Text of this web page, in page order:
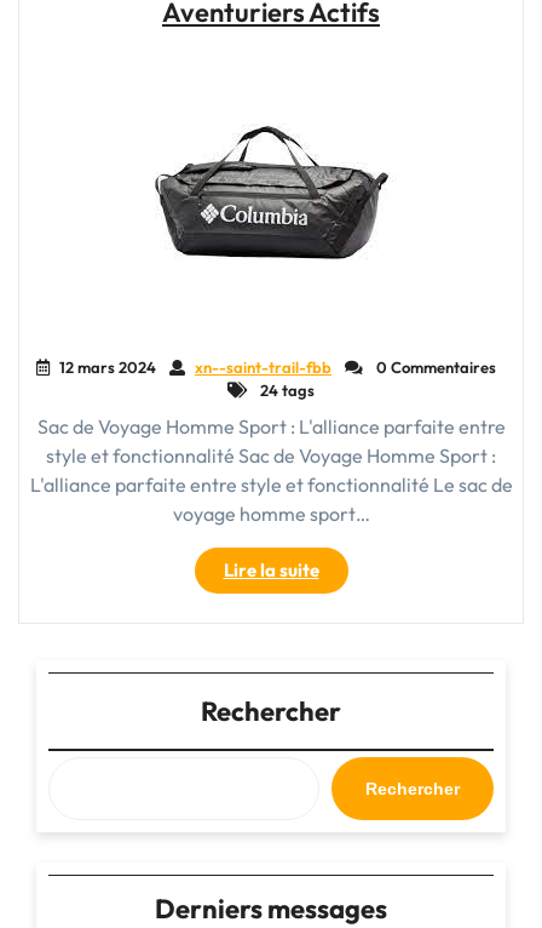
Ultime
Aventuriers Actifs
12 mars 2024 xn--saint-trail-fbb
0 Commentaires
24 tags
Sac de Voyage Homme Sport : L'alliance parfaite entre
style et fonctionnalité Sac de Voyage Homme Sport :
L'alliance parfaite entre style et fonctionnalité Le sac de
voyage homme sport…
Lire la suite"Le
Sac
de
Homme
Sport
:
L’Accessoire
Indispensable
pour
Rechercher
Rechercher
Derniers messages